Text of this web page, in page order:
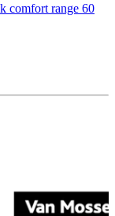
comfort range 60